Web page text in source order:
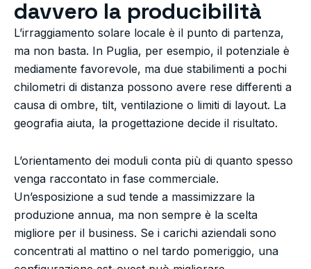
davvero la producibilità
L’irraggiamento solare locale è il punto di partenza,
ma non basta. In Puglia, per esempio, il potenziale è
mediamente favorevole, ma due stabilimenti a pochi
chilometri di distanza possono avere rese differenti a
causa di ombre, tilt, ventilazione o limiti di layout. La
geografia aiuta, la progettazione decide il risultato.
L’orientamento dei moduli conta più di quanto spesso
venga raccontato in fase commerciale.
Un’esposizione a sud tende a massimizzare la
produzione annua, ma non sempre è la scelta
migliore per il business. Se i carichi aziendali sono
concentrati al mattino o nel tardo pomeriggio, una